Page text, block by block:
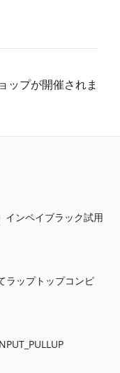
ップが開催されま
インペイブラック試用
ラップトップコンピ